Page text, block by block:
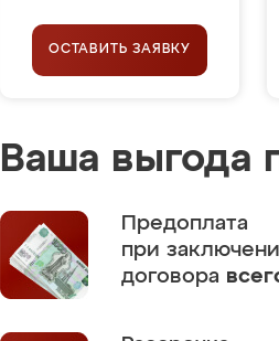
ОСТАВИТЬ ЗАЯВКУ
Ваша выгода
Предоплата
при
договора